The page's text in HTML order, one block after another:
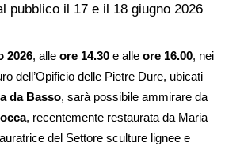
pubblico il 17 e il 18 giugno 2026
2026, alle ore 14.30e alle ore 16.00, nei
dell’Opificio delle Pietre Dure, ubicati
da Basso, sarà possibile ammirare da
, recentemente restaurata da Maria
del Settore sculture lignee e